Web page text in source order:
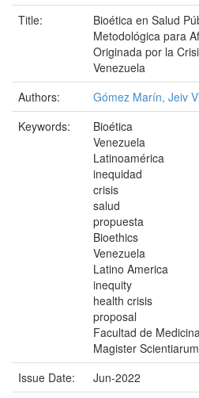
Title:
Bioética en Salud
Metodológica para
Originada por la
Venezuela
Authors:
Gómez Marín, Jeiv
Keywords:
Bioética
Venezuela
Latinoamérica
inequidad
crisis
salud
propuesta
Bioethics
Venezuela
Latino America
inequity
health crisis
proposal
Facultad de
Magister
Issue Date:
Jun-2022